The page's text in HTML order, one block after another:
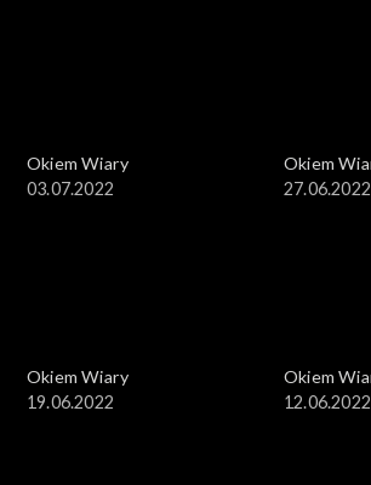
Okiem Wiary
03.07.2022
Okiem
27.06.2022
Okiem Wiary
19.06.2022
Okiem
12.06.2022